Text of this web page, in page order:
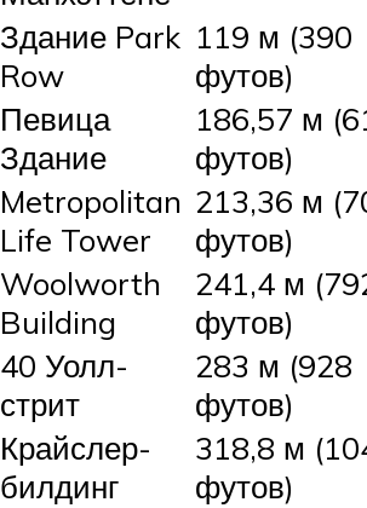
Здание Park
Row
119 м (390
футов)
Певица
Здание
186,57 м
футов)
Metropolitan
Life Tower
213,36 м
футов)
Woolworth
Building
241,4 м
футов)
40 Уолл-
стрит
283 м (928
футов)
Крайслер-
билдинг
318,8 м
футов)